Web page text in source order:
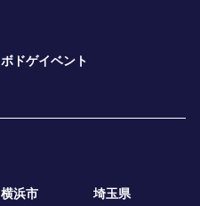
ボドゲイベント
横浜市
埼玉県